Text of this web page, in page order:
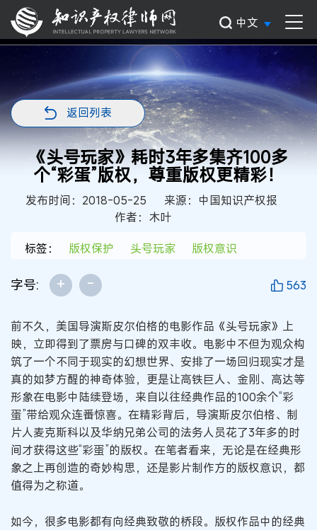
中文
返回列表
《头号玩家》耗时3年多集齐100多
个“彩蛋”版权，尊重版权更精彩！
发布时间：2018-05-25
来源：中国知识产权报
作者：木叶
标签：
版权保护 头号玩家 版权意识
字号: + - 563
前不久，美国导演斯皮尔伯格的电影作品《头号玩家》上
映，立即得到了票房与口碑的双丰收。电影中不但为观众构
筑了一个不同于现实的幻想世界、安排了一场回归现实才是
真的如梦方醒的神奇体验，更是让高铁巨人、金刚、高达等
形象在电影中陆续登场，来自以往经典作品的100余个“彩
蛋”带给观众连番惊喜。在精彩背后，导演斯皮尔伯格、制
片人麦克斯科以及华纳兄弟公司的法务人员花了3年多的时
间才获得这些“彩蛋”的版权。在笔者看来，无论是在经典形
象之上再创造的奇妙构思，还是影片制作方的版权意识，都
值得为之称道。
如今，很多电影都有向经典致敬的桥段。版权作品中的经典